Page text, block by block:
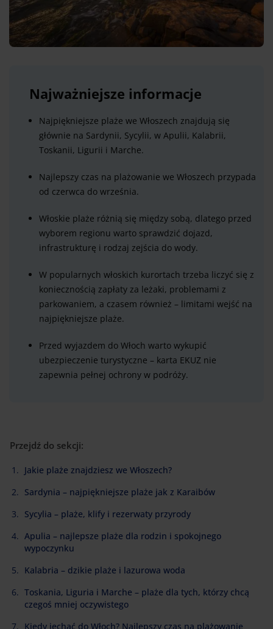
Najważniejsze informacje
Najpiękniejsze plaże we Włoszech znajdują się
głównie na Sardynii, Sycylii, w Apulii, Kalabrii,
Toskanii, Ligurii i Marche.
Najlepszy czas na plażowanie we Włoszech przypada
od czerwca do września.
Włoskie plaże różnią się między sobą, dlatego przed
wyborem regionu warto sprawdzić dojazd,
infrastrukturę i rodzaj zejścia do wody.
W popularnych włoskich kurortach trzeba liczyć się z
koniecznością zapłaty za leżaki, problemami z
parkowaniem, a czasem również – limitami wejść na
najpiękniejsze plaże.
Przed wyjazdem do Włoch warto wykupić
ubezpieczenie turystyczne – karta EKUZ nie
zapewnia pełnej ochrony w podróży.
Przejdź do sekcji:
Jakie plaże znajdziesz we Włoszech?
Sardynia – najpiękniejsze plaże jak z Karaibów
Sycylia – plaże, klify i rezerwaty przyrody
Apulia – najlepsze plaże dla rodzin i spokojnego
wypoczynku
Kalabria – dzikie plaże i lazurowa woda
Toskania, Liguria i Marche – plaże dla tych, którzy chcą
czegoś mniej oczywistego
Kiedy jechać do Włoch? Najlepszy czas na plażowanie